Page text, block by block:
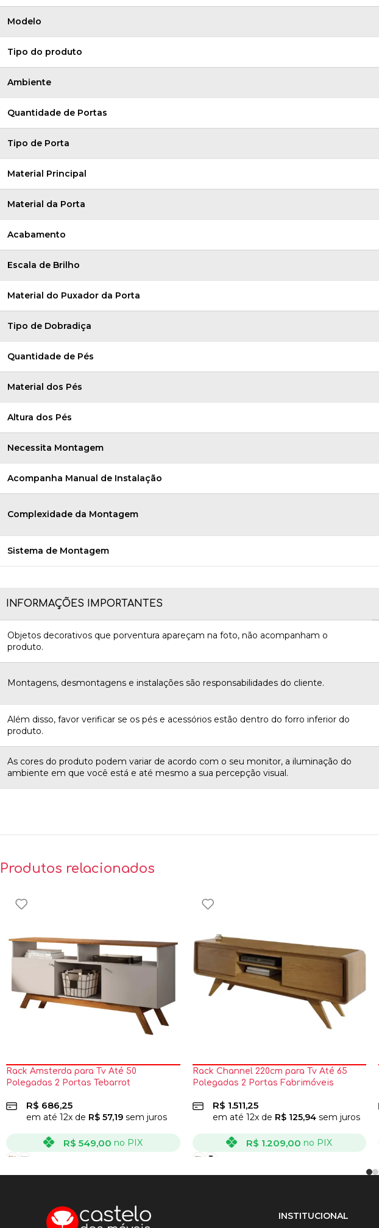
Modelo
Tipo do produto
Ambiente
Quantidade de Portas
Tipo de Porta
Material Principal
Material da Porta
Acabamento
Escala de Brilho
Material do Puxador da Porta
Tipo de Dobradiça
Quantidade de Pés
Material dos Pés
Altura dos Pés
Necessita Montagem
Acompanha Manual de Instalação
Complexidade da Montagem
Sistema de Montagem
INFORMAÇÕES IMPORTANTES
Objetos decorativos que porventura apareçam na foto, não acompanham o
produto.
Montagens, desmontagens e instalações são responsabilidades do cliente.
Além disso, favor verificar se os pés e acessórios estão dentro do forro inferior do
produto.
As cores do produto podem variar de acordo com o seu monitor, a iluminação do
ambiente em que você está e até mesmo a sua percepção visual.
Produtos relacionados
Rack Amsterda para Tv Até 50
Polegadas 2 Portas Tebarrot
R$ 686,25
em até 12x de R$ 57,19 sem juros
R$ 549,00 no PIX
VER OPÇÕES
Rack Channel 220cm para Tv Até 65
Polegadas 2 Portas Fabrimóveis
R$ 1.511,25
em até 12x de R$125,94sem juros
R$ 1.209,00 no PIX
VER OPÇÕES
INSTITUCIONAL